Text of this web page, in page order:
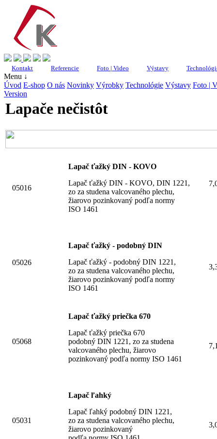
Kontakt Referencie Foto | Video Výstavy
Menu ↓
Úvod E-shop O nás Novinky Výrobky Technológie Výstavy Foto |
Version
Lapače nečistôt
05016
Lapač ťažký DIN - KOVO
Lapač ťažký DIN - KOVO, DIN 1221,
zo za studena valcovaného plechu,
žiarovo pozinkovaný podľa normy
ISO 1461
05026
Lapač ťažký - podobný DIN
Lapač ťažký - podobný DIN 1221,
zo za studena valcovaného plechu,
žiarovo pozinkovaný podľa normy
ISO 1461
05068
Lapač ťažký priečka 670
Lapač ťažký priečka 670
podobný DIN 1221, zo za studena
valcovaného plechu, žiarovo
pozinkovaný podľa normy ISO 1461
05031
Lapač ľahký
Lapač ľahký podobný DIN 1221,
zo za studena valcovaného plechu,
žiarovo pozinkovaný